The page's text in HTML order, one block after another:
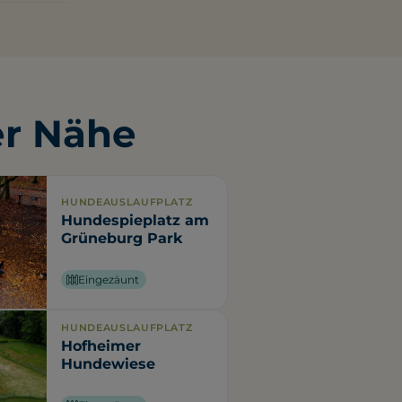
Nähe
HUNDEAUSLAUFPLATZ
Hundespieplatz am
Grüneburg Park
Eingezäunt
HUNDEAUSLAUFPLATZ
Hofheimer
Hundewiese